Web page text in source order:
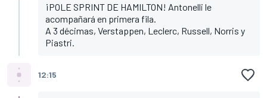
¡POLE SPRINT DE HAMILTON! Antonelli le
acompañará en primera fila.
A 3 décimas, Verstappen, Leclerc, Russell, Norris y
Piastri.
12:15